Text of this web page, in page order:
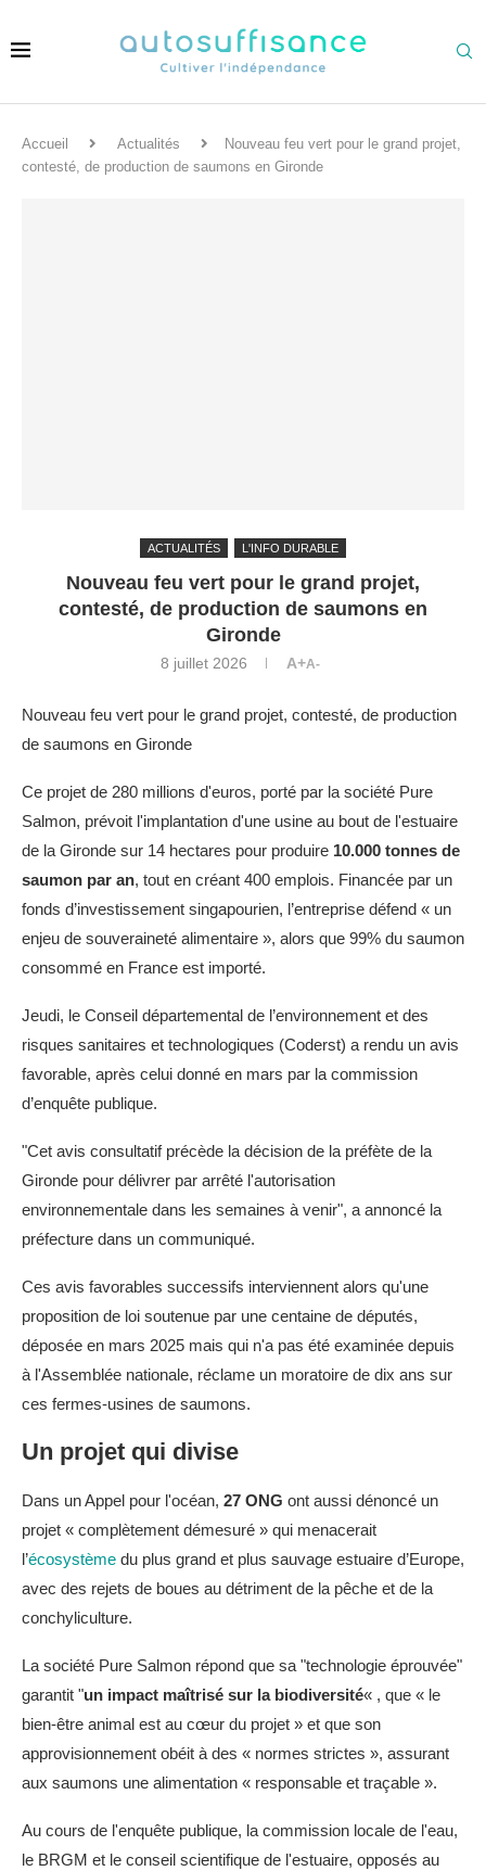
Accueil Actualités
Nouveau feu vert pour le grand projet,
contesté, de production de saumons en Gironde
ACTUALITÉS L'INFO DURABLE
Nouveau feu vert pour le grand projet,
contesté, de production de saumons en
Gironde
8 juillet 2026 A+A-
Nouveau feu vert pour le grand projet, contesté, de production
de saumons en Gironde
Ce projet de 280 millions d'euros, porté par la société Pure
Salmon, prévoit l'implantation d'une usine au bout de l'estuaire
de la Gironde sur 14 hectares pour produire 10.000 tonnes de
saumon par an, tout en créant 400 emplois. Financée par un
fonds d’investissement singapourien, l’entreprise défend « un
enjeu de souveraineté alimentaire », alors que 99% du saumon
consommé en France est importé.
Jeudi, le Conseil départemental de l’environnement et des
risques sanitaires et technologiques (Coderst) a rendu un avis
favorable, après celui donné en mars par la commission
d’enquête publique.
"Cet avis consultatif précède la décision de la préfète de la
Gironde pour délivrer par arrêté l'autorisation
environnementale dans les semaines à venir", a annoncé la
préfecture dans un communiqué.
Ces avis favorables successifs interviennent alors qu'une
proposition de loi soutenue par une centaine de députés,
déposée en mars 2025 mais qui n'a pas été examinée depuis
à l'Assemblée nationale, réclame un moratoire de dix ans sur
ces fermes-usines de saumons.
Un projet qui divise
Dans un Appel pour l'océan, 27 ONG ont aussi dénoncé un
projet « complètement démesuré » qui menacerait
l’écosystème du plus grand et plus sauvage estuaire d’Europe,
avec des rejets de boues au détriment de la pêche et de la
conchyliculture.
La société Pure Salmon répond que sa "technologie éprouvée"
garantit "un impact maîtrisé sur la biodiversité« , que « le
bien-être animal est au cœur du projet » et que son
approvisionnement obéit à des « normes strictes », assurant
aux saumons une alimentation « responsable et traçable ».
Au cours de l'enquête publique, la commission locale de l'eau,
le BRGM et le conseil scientifique de l'estuaire, opposés au